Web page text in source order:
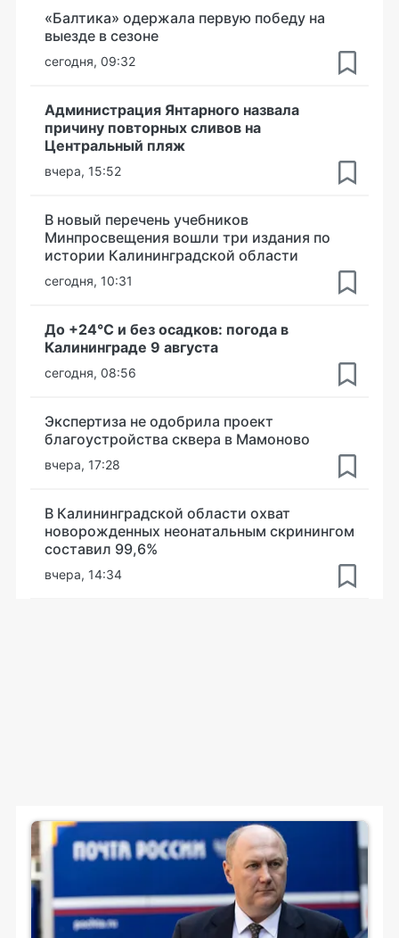
«Балтика» одержала первую победу на
выезде в сезоне
сегодня, 09:32
Администрация Янтарного назвала
причину повторных сливов на
Центральный пляж
вчера, 15:52
В новый перечень учебников
Минпросвещения вошли три издания по
истории Калининградской области
сегодня, 10:31
До +24°С и без осадков: погода в
Калининграде 9 августа
сегодня, 08:56
Экспертиза не одобрила проект
благоустройства сквера в Мамоново
вчера, 17:28
В Калининградской области охват
новорожденных неонатальным скринингом
составил 99,6%
вчера, 14:34